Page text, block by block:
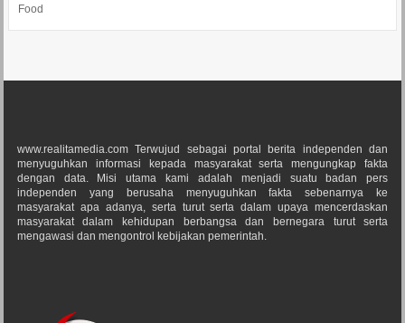
Food
www.realitamedia.com Terwujud sebagai portal berita independen dan
menyuguhkan informasi kepada masyarakat serta mengungkap fakta
dengan data. Misi utama kami adalah menjadi suatu badan pers
independen yang berusaha menyuguhkan fakta sebenarnya ke
masyarakat apa adanya, serta turut serta dalam upaya mencerdaskan
masyarakat dalam kehidupan berbangsa dan bernegara turut serta
mengawasi dan mengontrol kebijakan pemerintah.